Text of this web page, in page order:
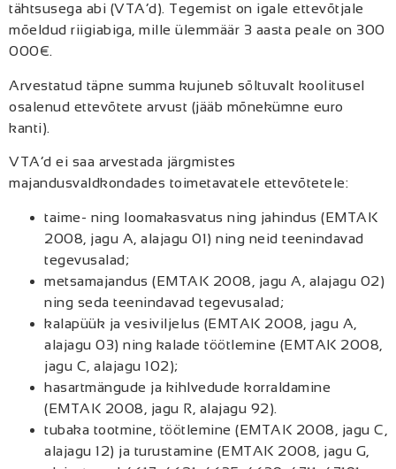
tähtsusega abi (VTA’d). Tegemist on igale ettevõtjale
mõeldud riigiabiga, mille ülemmäär 3 aasta peale on 300
000€.
Arvestatud täpne summa kujuneb sõltuvalt koolitusel
osalenud ettevõtete arvust (jääb mõnekümne euro
kanti).
VTA’d ei saa arvestada järgmistes
majandusvaldkondades toimetavatele ettevõtetele:
taime- ning loomakasvatus ning jahindus (EMTAK
2008, jagu A, alajagu 01) ning neid teenindavad
tegevusalad;
metsamajandus (EMTAK 2008, jagu A, alajagu 02)
ning seda teenindavad tegevusalad;
kalapüük ja vesiviljelus (EMTAK 2008, jagu A,
alajagu 03) ning kalade töötlemine (EMTAK 2008,
jagu C, alajagu 102);
hasartmängude ja kihlvedude korraldamine
(EMTAK 2008, jagu R, alajagu 92).
tubaka tootmine, töötlemine (EMTAK 2008, jagu C,
alajagu 12) ja turustamine (EMTAK 2008, jagu G,